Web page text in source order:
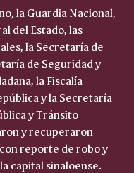
la Guardia Nacional,
del Estado, las
la Secretaría de
de Seguridad y
la Fiscalía
y la Secretaría
y Tránsito
y recuperaron
reporte de robo y
capital sinaloense.